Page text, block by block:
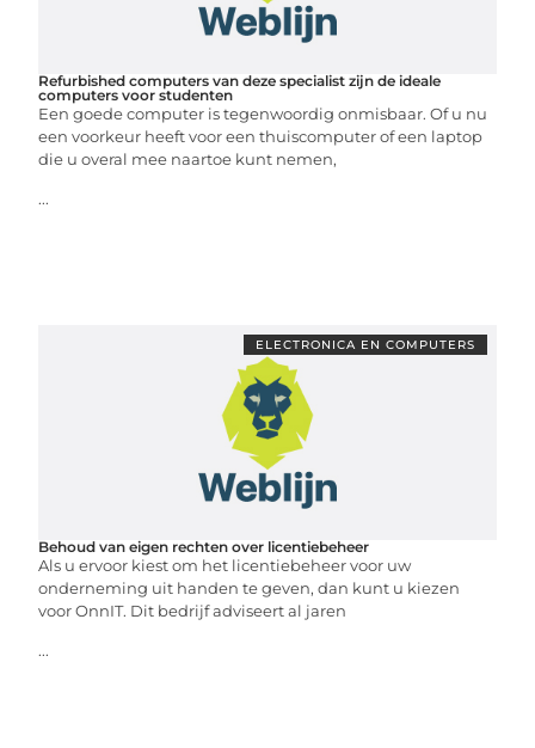
Refurbished computers van deze specialist zijn de ideale
computers voor studenten
Een goede computer is tegenwoordig onmisbaar. Of u nu
een voorkeur heeft voor een thuiscomputer of een laptop
die u overal mee naartoe kunt nemen,
...
ELECTRONICA EN COMPUTERS
Behoud van eigen rechten over licentiebeheer
Als u ervoor kiest om het licentiebeheer voor uw
onderneming uit handen te geven, dan kunt u kiezen
voor OnnIT. Dit bedrijf adviseert al jaren
...